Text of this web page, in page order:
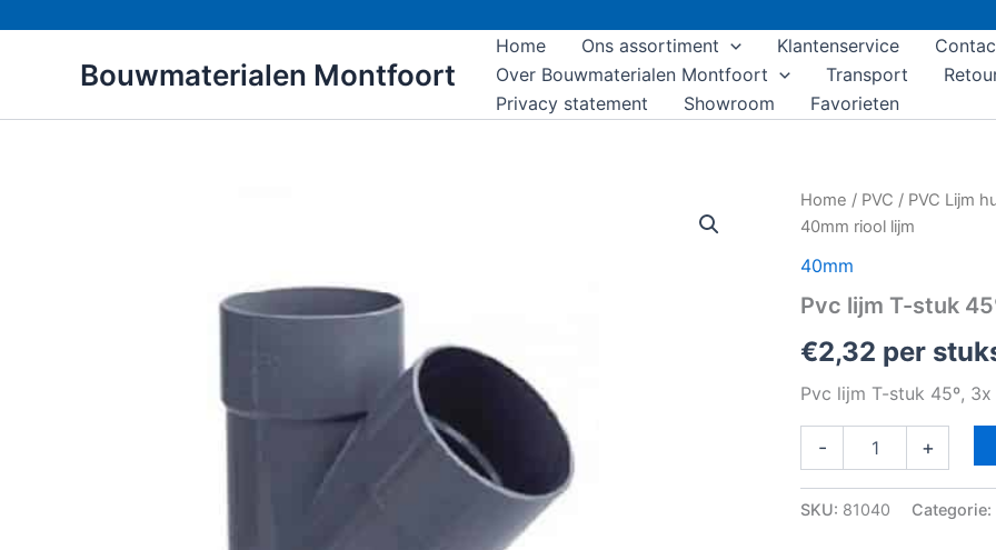
Bouwmaterialen Montfoort
Home Ons assortiment Klantenservice
Over Bouwmaterialen Montfoort
Transport
Privacy statement
Showroom Favorieten
Home / PVC / PVC Lijm
40mm riool lijm
40mm
Pvc lijm T-stuk
€2,32 per
Pvc lijm T-stuk 45º,
-
Pvc
lijm
stuk
3x
40mm
lijm
+
SKU: 81040 Categorie: